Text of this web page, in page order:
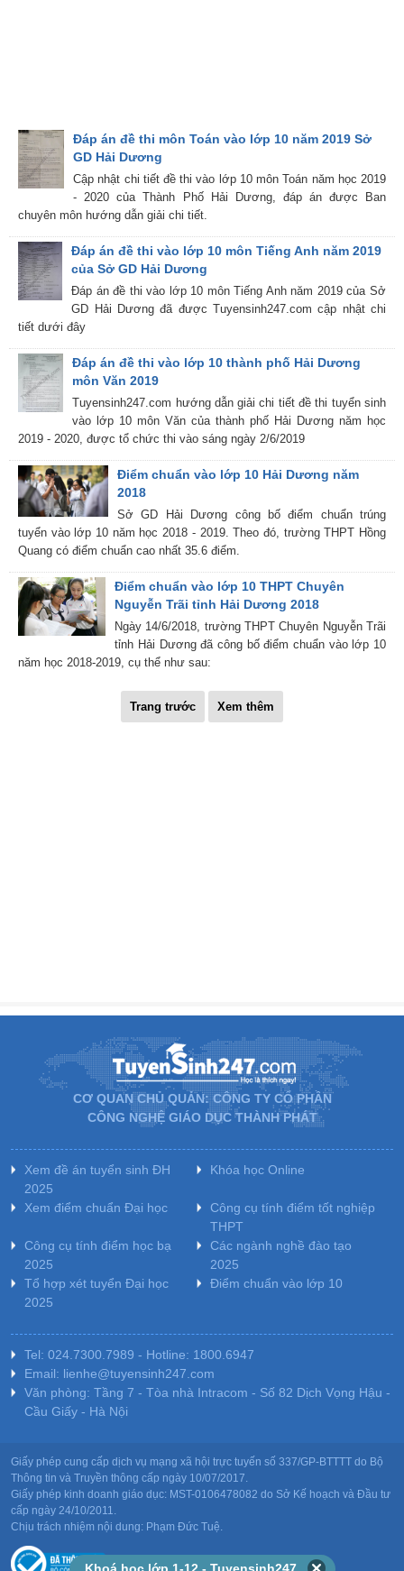
Đáp án đề thi môn Toán vào lớp 10 năm 2019 Sở
GD Hải Dương
Cập nhật chi tiết đề thi vào lớp 10 môn Toán năm học 2019
- 2020 của Thành Phố Hải Dương, đáp án được Ban
chuyên môn hướng dẫn giải chi tiết.
Đáp án đề thi vào lớp 10 môn Tiếng Anh năm 2019
của Sở GD Hải Dương
Đáp án đề thi vào lớp 10 môn Tiếng Anh năm 2019 của Sở
GD Hải Dương đã được Tuyensinh247.com cập nhật chi
tiết dưới đây
Đáp án đề thi vào lớp 10 thành phố Hải Dương
môn Văn 2019
Tuyensinh247.com hướng dẫn giải chi tiết đề thi tuyển sinh
vào lớp 10 môn Văn của thành phố Hải Dương năm học
2019 - 2020, được tổ chức thi vào sáng ngày 2/6/2019
Điểm chuẩn vào lớp 10 Hải Dương năm
2018
Sở GD Hải Dương công bố điểm chuẩn trúng
tuyển vào lớp 10 năm học 2018 - 2019. Theo đó, trường THPT Hồng
Quang có điểm chuẩn cao nhất 35.6 điểm.
Điểm chuẩn vào lớp 10 THPT Chuyên
Nguyễn Trãi tỉnh Hải Dương 2018
Ngày 14/6/2018, trường THPT Chuyên Nguyễn Trãi
tỉnh Hải Dương đã công bố điểm chuẩn vào lớp 10
năm học 2018-2019, cụ thể như sau:
Trang trước Xem thêm
CƠ QUAN CHỦ QUẢN: CÔNG TY CỔ PHẦN
CÔNG NGHỆ GIÁO DỤC THÀNH PHÁT
Xem đề án tuyển sinh ĐH
2025
Khóa học Online
Xem điểm chuẩn Đại học
Công cụ tính điểm tốt nghiệp
THPT
Công cụ tính điểm học bạ
2025
Các ngành nghề đào tạo
2025
Tổ hợp xét tuyển Đại học
2025
Điểm chuẩn vào lớp 10
Tel: 024.7300.7989 - Hotline: 1800.6947
Email: lienhe@tuyensinh247.com
Văn phòng: Tầng 7 - Tòa nhà Intracom - Số 82 Dịch Vọng Hậu -
Cầu Giấy - Hà Nội
Giấy phép cung cấp dịch vụ mạng xã hội trực tuyến số 337/GP-BTTTT do Bộ
Thông tin và Truyền thông cấp ngày 10/07/2017.
Giấy phép kinh doanh giáo dục: MST-0106478082 do Sở Kế hoạch và Đầu tư
cấp ngày 24/10/2011.
Chịu trách nhiệm nội dung: Phạm Đức Tuệ.